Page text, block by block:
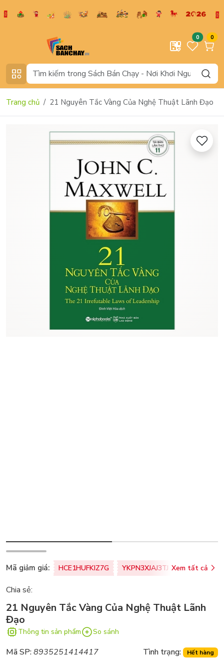
0 0
Trang chủ 21 Nguyên Tắc Vàng Của Nghệ Thuật Lãnh Đạo
Mã giảm giá: HCE1HUFKIZ7G YKPN3XJAJ3TJ Xem tất cả
Chia sẻ:
21 Nguyên Tắc Vàng Của Nghệ Thuật Lãnh
Đạo
Thông tin sản phẩm So sánh
Mã SP:8935251414417 Tình trạng: Hết hàng